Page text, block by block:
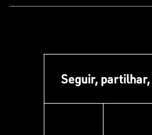
Seguir,